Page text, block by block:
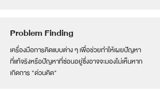
Problem Finding
เครื่องมือการคิดแบบต่าง ๆ เพื่อช่วยทำให้เผยปัญหา
ที่แท้จริงหรือปัญหาที่ซ่อนอยู่ซึ่งอาจจะมองไม่เห็นหาก
เกิดการ "ด่วนคิด"